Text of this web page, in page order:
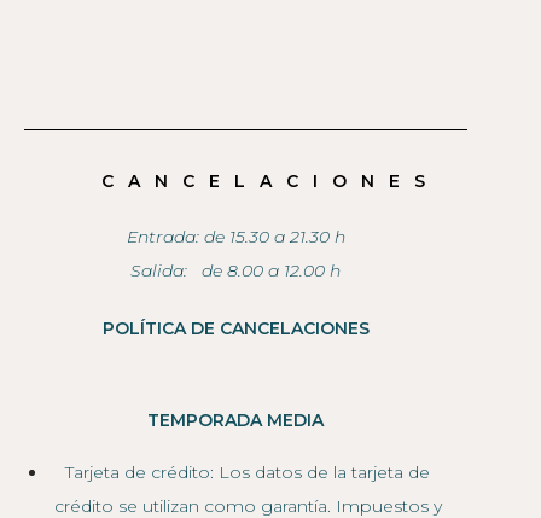
CANCELACIONES
Entrada: de 15.30 a 21.30 h
Salida: de 8.00 a 12.00 h
POLÍTICA DE CANCELACIONES
TEMPORADA MEDIA
Tarjeta de crédito: Los datos de la tarjeta de
crédito se utilizan como garantía. Impuestos y